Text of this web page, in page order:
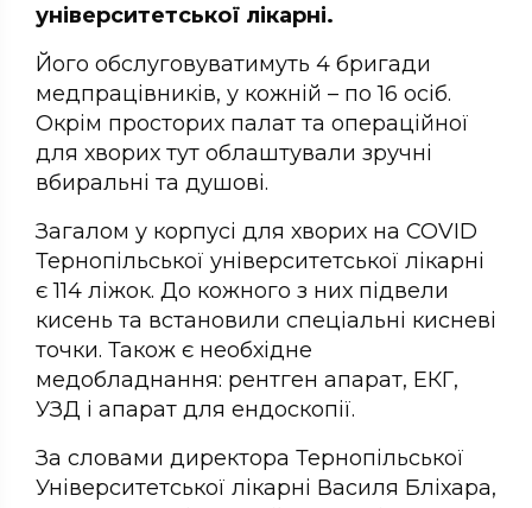
університетської лікарні.
Його обслуговуватимуть 4 бригади
медпрацівників, у кожній – по 16 осіб.
Окрім просторих палат та операційної
для хворих тут облаштували зручні
вбиральні та душові.
Загалом у корпусі для хворих на COVID
Тернопільської університетської лікарні
є 114 ліжок. До кожного з них підвели
кисень та встановили спеціальні кисневі
точки. Також є необхідне
медобладнання: рентген апарат, ЕКГ,
УЗД і апарат для ендоскопії.
За словами директора Тернопільської
Університетської лікарні Василя Бліхара,